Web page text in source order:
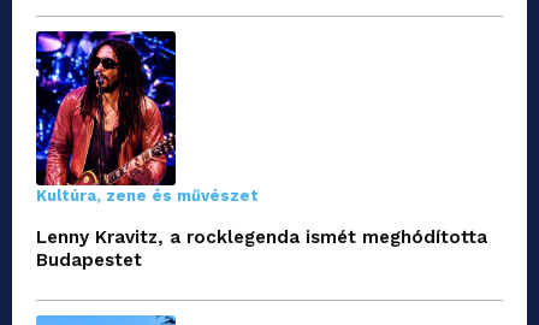
Kultúra, zene és művészet
Lenny Kravitz, a rocklegenda ismét meghódította
Budapestet